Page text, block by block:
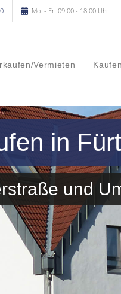
Mo. - Fr. 09.00 - 18.00 Uhr
Vermieten
in
und